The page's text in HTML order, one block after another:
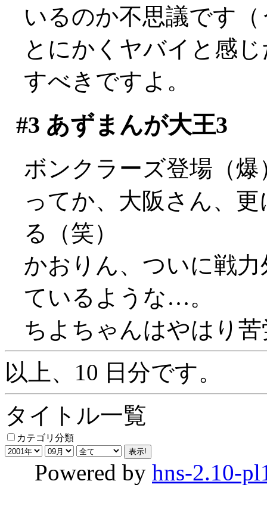
いるのか不思議です
とにかくヤバイと感
すべきですよ。
#3 あずまんが大王3
ボンクラーズ登場（爆
ってか、大阪さん、
る（笑）
かおりん、ついに戦
ているような…。
ちよちゃんはやはり
以上、10 日分です。
タイトル一覧
カテゴリ分類
Powered by hns-2.10-